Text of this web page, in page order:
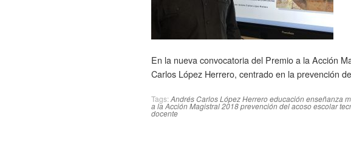
En la nueva convocatoria del Premio a la Acción
Carlos López Herrero, centrado en la prevención
Tags: Andrés Carlos López Herreroeducaciónenseñanza
a la Acción Magistral 2018prevención del acoso escolar
docente